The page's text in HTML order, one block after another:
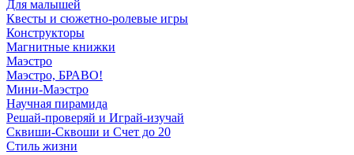
Для малышей
Квесты и сюжетно-ролевые игры
Конструкторы
Магнитные книжки
Маэстро
Маэстро, БРАВО!
Мини-Маэстро
Научная пирамида
Решай-проверяй и Играй-изучай
Сквиши-Сквоши и Счет до 20
Стиль жизни